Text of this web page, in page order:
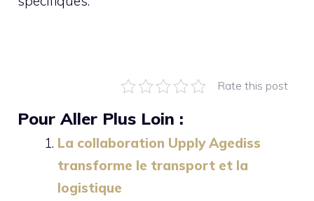
Rate this post
Pour Aller Plus Loin :
La collaboration Upply Agediss
transforme le transport et la
logistique